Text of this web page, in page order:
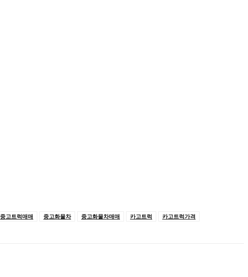
중고트럭매매 중고화물차 중고화물차매매 카고트럭
카고트럭가격